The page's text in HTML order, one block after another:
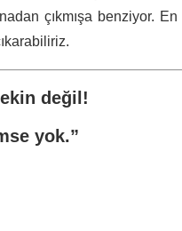
çıkmışa benziyor. En
değil!
yok.”